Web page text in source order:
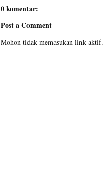
0 komentar:
Post a Comment
Mohon tidak memasukan link aktif.